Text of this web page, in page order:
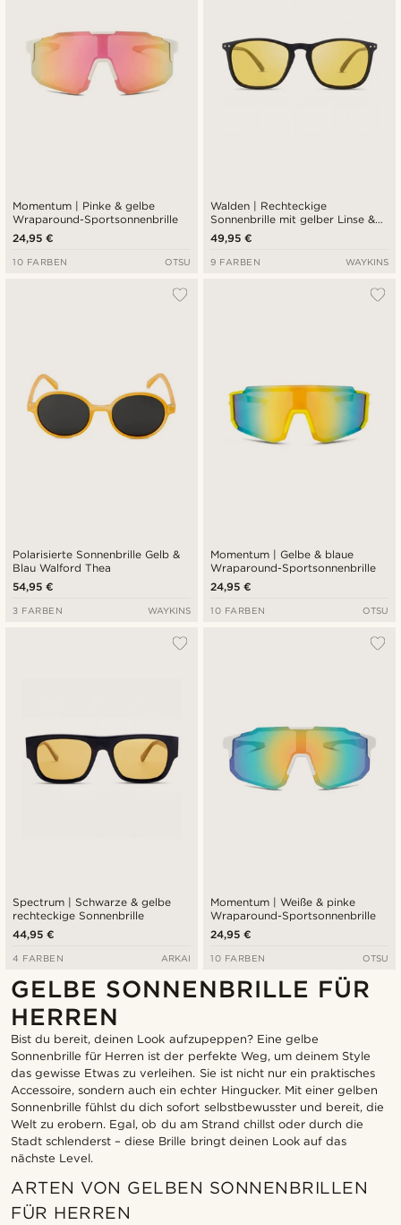
Momentum | Pinke & gelbe
Wraparound-Sportsonnenbrille
24,95 €
10 FARBEN OTSU
Walden | Rechteckige
Sonnenbrille mit gelber Linse &
schwarzem Rahmen
49,95 €
9 FARBEN WAYKINS
Polarisierte Sonnenbrille Gelb &
Blau Walford Thea
54,95 €
3 FARBEN WAYKINS
Momentum | Gelbe & blaue
Wraparound-Sportsonnenbrille
24,95 €
10 FARBEN OTSU
Spectrum | Schwarze & gelbe
rechteckige Sonnenbrille
44,95 €
4 FARBEN ARKAI
Momentum | Weiße & pinke
Wraparound-Sportsonnenbrille
24,95 €
10 FARBEN OTSU
GELBE SONNENBRILLE FÜR
HERREN
Bist du bereit, deinen Look aufzupeppen? Eine gelbe
Sonnenbrille für Herren ist der perfekte Weg, um deinem Style
das gewisse Etwas zu verleihen. Sie ist nicht nur ein praktisches
Accessoire, sondern auch ein echter Hingucker. Mit einer gelben
Sonnenbrille fühlst du dich sofort selbstbewusster und bereit, die
Welt zu erobern. Egal, ob du am Strand chillst oder durch die
Stadt schlenderst – diese Brille bringt deinen Look auf das
nächste Level.
ARTEN VON GELBEN SONNENBRILLEN
FÜR HERREN